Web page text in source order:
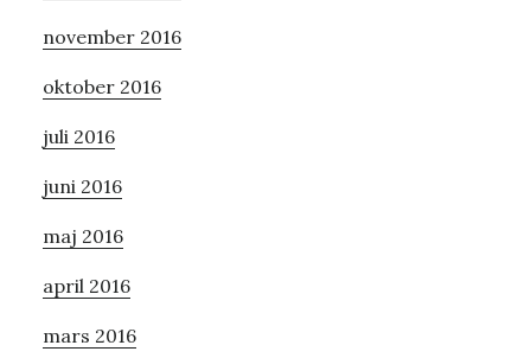
november 2016
oktober 2016
juli 2016
juni 2016
maj 2016
april 2016
mars 2016